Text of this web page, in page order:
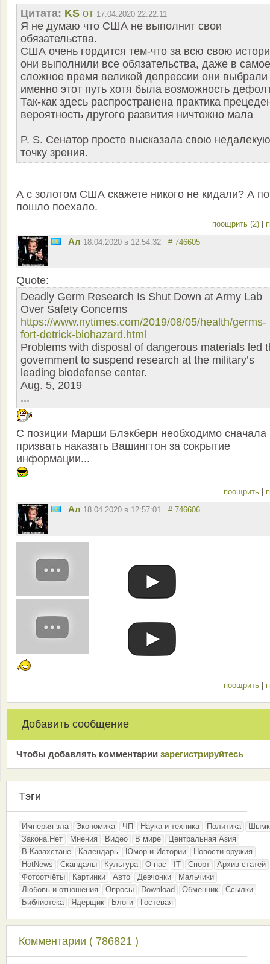
Цитата: KS от 17.04.2020 22:22:11
Я не думаю что США не выполнит свои
обязательства.
США очень гордится тем-что за всю свою
они выполнили все обязательства, даже в самое
сложное время великой депрессии они выбрали
именно этот путь хотя была возможность
Так-как здесь распространена практика
вероятность другого развития ничтожно мала
P. S. Сенатор просто высказала свою недалекую
точку зрения.
А с золотом США скажете никого не кидали? А
пошло поехало.
поощрить (2)
Ал 18.04.2020 в 12:54:32 # 746605
Quote:
Deadly Germ Research Is Shut Down at Army Lab
Over Safety Concerns
https://www.nytimes.com/2019/08/05/health/germs-
fort-detrick-biohazard.html
Problems with disposal of dangerous materials led
government to suspend research at the military’s
leading biodefense center.
Aug. 5, 2019
...
С позиции Марши Блэкберн необходимо сначала
призвать наказать Вашингтон за сокрытие
информации...
поощрить
Ал 18.04.2020 в 12:57:01 # 746606
поощрить
Добавить сообщение
Чтобы добавлять комментарии зарeгиcтрирyйтeсь
Тэги
Империя зла Экономика ЧП Наука и техника Политика
Закона.Нет
Мнения Видео В мире
Центральная Азия
В Казахстане
Календарь Юмор и Истории
Новости оружия
HotNews
Скандалы Культура О нас IT Спорт
Архив статей
Фотоотчёты
Картинки Авто Девчонки
Мальчики
Любовь и отношения
Опросы Download Обменник
Ссылки
Библиотека
Ядерщик Блоги Гостевая
Комментарии ( 786821 )